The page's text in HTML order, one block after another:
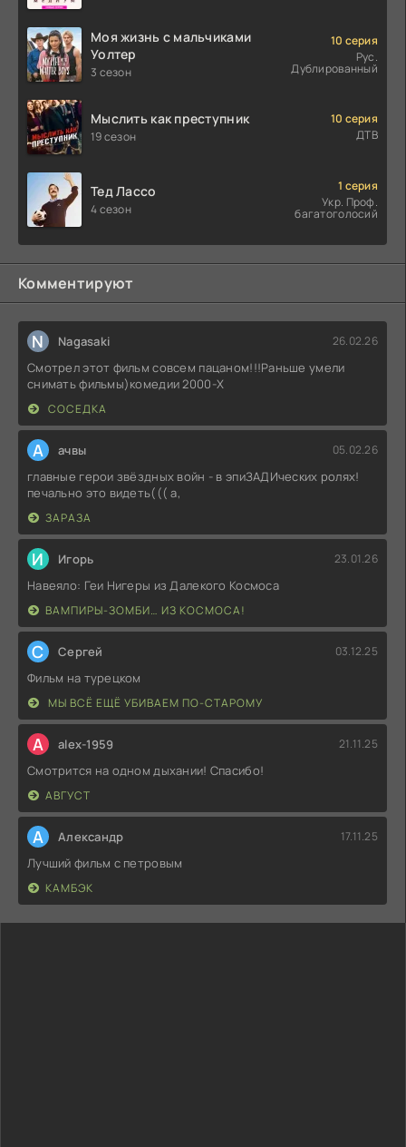
Моя жизнь с мальчиками
Уолтер
3 сезон
10 серия
Рус.
Дублированный
Мыслить как преступник
19 сезон
10 серия
ДТВ
Тед Лассо
4 сезон
1 серия
Укр. Проф.
багатоголосий
Комментируют
N Nagasaki 26.02.26
Смотрел этот фильм совсем пацаном!!!Раньше умели
снимать фильмы)комедии 2000-X
СОСЕДКА
А ачвы 05.02.26
главные герои звёздных войн - в эпиЗАДИческих ролях!
печально это видеть((( а,
ЗАРАЗА
И Игорь 23.01.26
Навеяло: Геи Нигеры из Далекого Космоса
ВАМПИРЫ-ЗОМБИ… ИЗ КОСМОСА!
С Сергей 03.12.25
Фильм на турецком
МЫ ВСЁ ЕЩЁ УБИВАЕМ ПО-СТАРОМУ
A alex-1959 21.11.25
Смотрится на одном дыхании! Спасибо!
АВГУСТ
А Александр 17.11.25
Лучший фильм с петровым
КАМБЭК